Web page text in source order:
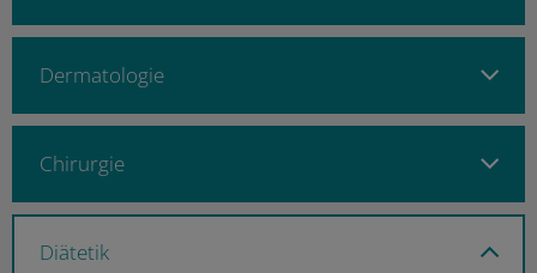
Dermatologie
Chirurgie
Diätetik